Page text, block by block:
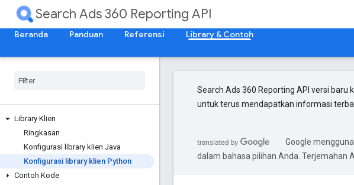
Search Ads 360 Reporting API
Beranda
Panduan Referensi Library & Contoh
Library Klien
Ringkasan
Konfigurasi library klien Java
Konfigurasi library klien Python
Contoh Kode
Search Ads 360 Reporting API versi baru
untuk terus mendapatkan informasi
Google
dalam bahasa pilihan Anda. Terjemahan